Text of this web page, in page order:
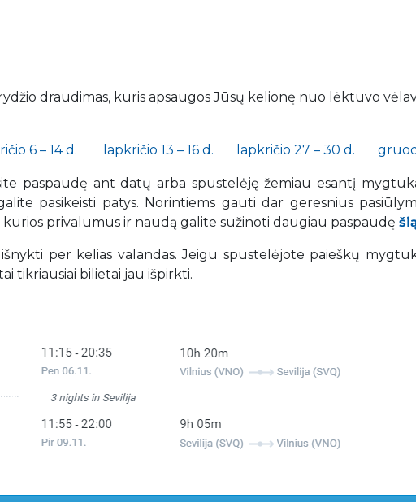
draudimas, kuris apsaugos Jūsų kelionę nuo lėktuvo
6 – 14 d. lapkričio 13 – 16 d. lapkričio 27 – 30 d.
paspaudę ant datų arba spustelėję žemiau esantį
pasikeisti patys. Norintiems gauti dar geresnius
kurios privalumus ir naudą galite sužinoti daugiau paspaudę
išnykti per kelias valandas. Jeigu spustelėjote paieškų
tikriausiai bilietai jau išpirkti.